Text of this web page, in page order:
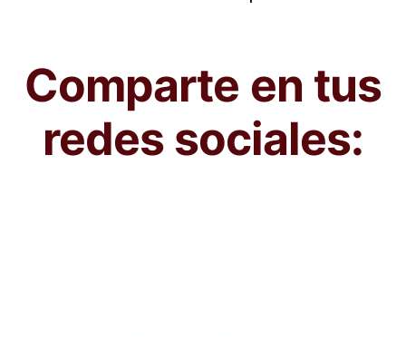
Comparte en tus
redes sociales: